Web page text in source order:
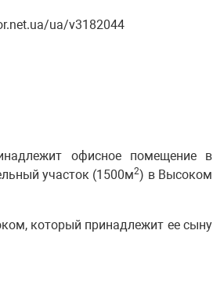
ua/v3182044
офисное помещение в
участок (1500м2) в Высоком
который принадлежит ее сыну